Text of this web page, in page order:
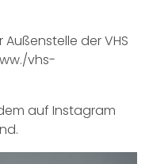
der VHS
vhs-
auf Instagram